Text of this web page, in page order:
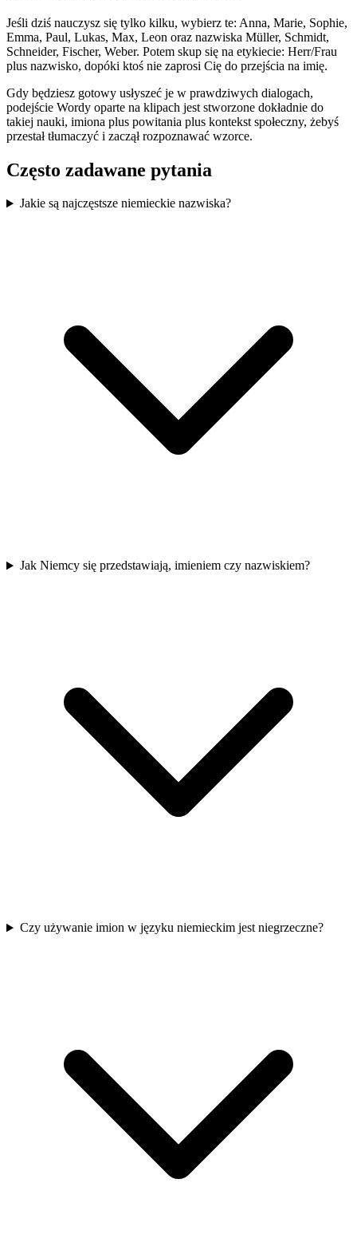
Jeśli dziś nauczysz się tylko kilku, wybierz te: Anna, Marie, Sophie,
Emma, Paul, Lukas, Max, Leon oraz nazwiska Müller, Schmidt,
Schneider, Fischer, Weber. Potem skup się na etykiecie: Herr/Frau
plus nazwisko, dopóki ktoś nie zaprosi Cię do przejścia na imię.
Gdy będziesz gotowy usłyszeć je w prawdziwych dialogach,
podejście Wordy oparte na klipach jest stworzone dokładnie do
takiej nauki, imiona plus powitania plus kontekst społeczny, żebyś
przestał tłumaczyć i zaczął rozpoznawać wzorce.
Często zadawane pytania
Jakie są najczęstsze niemieckie nazwiska?
Jak Niemcy się przedstawiają, imieniem czy nazwiskiem?
Czy używanie imion w języku niemieckim jest niegrzeczne?